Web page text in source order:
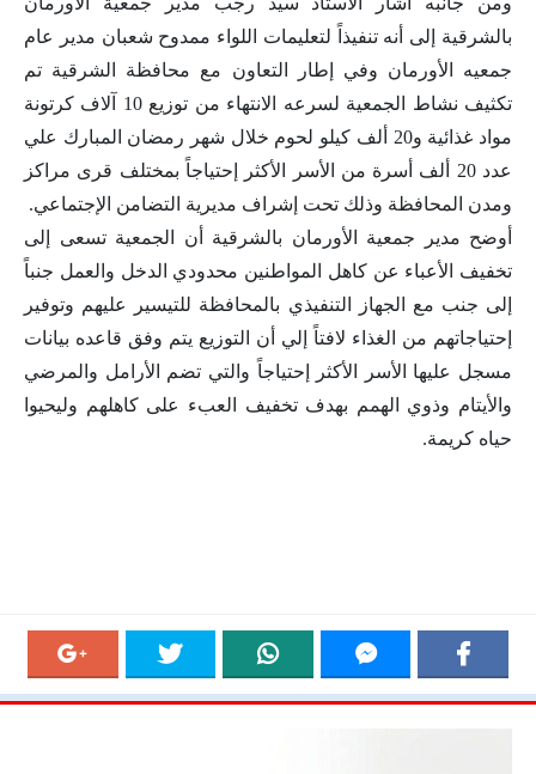
بالشرقية إلى أنه تنفيذاً لتعليمات اللواء ممدوح شعبان مدير عام
جمعيه الأورمان وفي إطار التعاون مع محافظة الشرقية تم
تكثيف نشاط الجمعية لسرعه الانتهاء من توزيع 10 آلاف كرتونة
مواد غذائية و20 ألف كيلو لحوم خلال شهر رمضان المبارك علي
عدد 20 ألف أسرة من الأسر الأكثر إحتياجاً بمختلف قرى مراكز
ومدن المحافظة وذلك تحت إشراف مديرية التضامن الإجتماعي.
أوضح مدير جمعية الأورمان بالشرقية أن الجمعية تسعى إلى
تخفيف الأعباء عن كاهل المواطنين محدودي الدخل والعمل جنباً
إلى جنب مع الجهاز التنفيذي بالمحافظة للتيسير عليهم وتوفير
إحتياجاتهم من الغذاء لافتاً إلي أن التوزيع يتم وفق قاعده بيانات
مسجل عليها الأسر الأكثر إحتياجاً والتي تضم الأرامل والمرضي
والأيتام وذوي الهمم بهدف تخفيف العبء على كاهلهم وليحيوا
حياه كريمة.